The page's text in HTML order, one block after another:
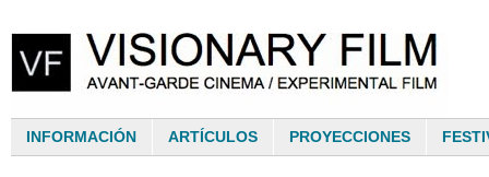
INFORMACIÓN ARTÍCULOS PROYECCIONES